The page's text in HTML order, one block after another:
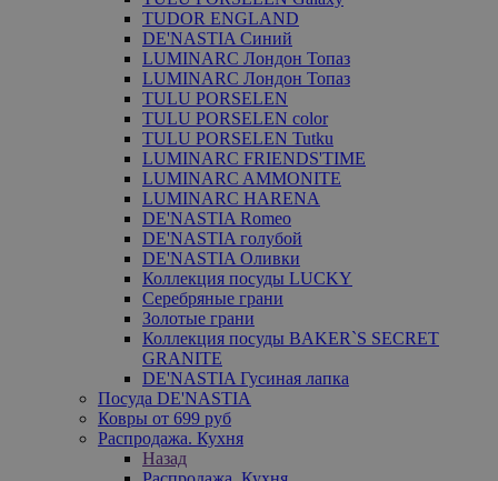
TUDOR ENGLAND
DE'NASTIA Синий
LUMINARC Лондон Топаз
LUMINARC Лондон Топаз
TULU PORSELEN
TULU PORSELEN color
TULU PORSELEN Tutku
LUMINARC FRIENDS'TIME
LUMINARC AMMONITE
LUMINARC HARENA
DE'NASTIA Romeo
DE'NASTIA голубой
DE'NASTIA Оливки
Коллекция посуды LUCKY
Серебряные грани
Золотые грани
Коллекция посуды BAKER`S SECRET
GRANITE
DE'NASTIA Гусиная лапка
Посуда DE'NASTIA
Ковры от 699 руб
Распродажа. Кухня
Назад